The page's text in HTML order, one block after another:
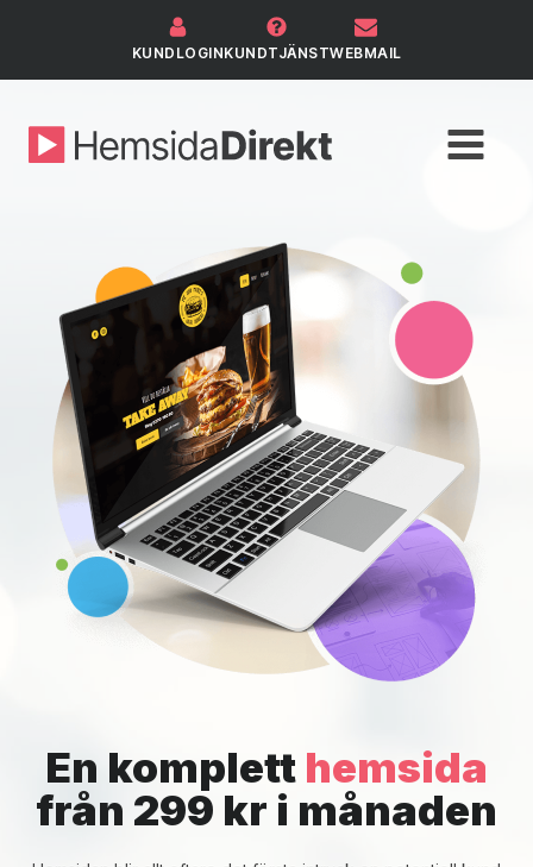
KUNDLOGINKUNDTJÄNSTWEBMAIL
En komplett hemsida
från 299 kr i månaden